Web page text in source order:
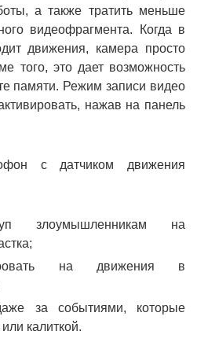
а также тратить меньше
видеофрагмента. Когда в
движения, камера просто
того, это дает возможность
памяти. Режим записи видео
нажав на панель
с датчиком движения
злоумышленникам на
на движения в
за событиями, которые
калиткой.